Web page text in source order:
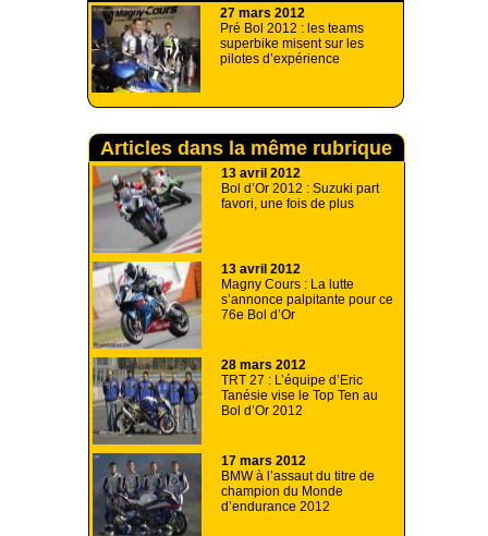
27 mars 2012
Pré Bol 2012 : les teams
superbike misent sur les
pilotes d’expérience
Articles dans la même rubrique
13 avril 2012
Bol d’Or 2012 : Suzuki part
favori, une fois de plus
13 avril 2012
Magny Cours : La lutte
s’annonce palpitante pour ce
76e Bol d’Or
28 mars 2012
TRT 27 : L’équipe d’Eric
Tanésie vise le Top Ten au
Bol d’Or 2012
17 mars 2012
BMW à l’assaut du titre de
champion du Monde
d’endurance 2012